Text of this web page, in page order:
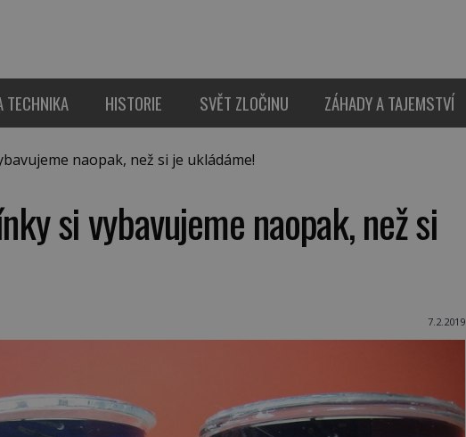
TECHNIKA HISTORIE SVĚT ZLOČINU ZÁHADY A TAJEMSTVÍ
naopak, než si je ukládáme!
si vybavujeme naopak, než si
7.2.2019